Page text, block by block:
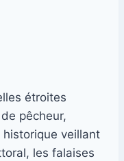
étroites
pêcheur,
veillant
les falaises